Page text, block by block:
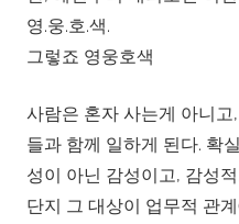
영.웅.호.색.
그렇죠 영웅호색
사람은 혼자 사는게 아니
들과 함께 일하게 된다. 확
성이 아닌 감성이고, 감성
단지 그 대상이 업무적 관